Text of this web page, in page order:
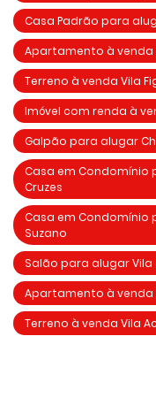
Casa Padrão para
Apartamento à venda
Terreno à venda Vila
Imóvel com renda à
Galpão para alugar
Casa em Condomínio
Cruzes
Casa em Condomínio
Suzano
Salão para alugar Vila
Apartamento à venda
Terreno à venda Vila